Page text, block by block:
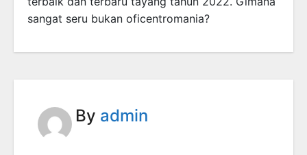
sangat seru bukan oficentromania?
By admin